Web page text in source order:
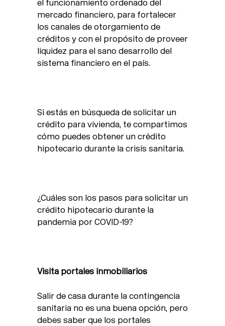
el funcionamiento ordenado del
mercado financiero, para fortalecer
los canales de otorgamiento de
créditos y con el propósito de proveer
liquidez para el sano desarrollo del
sistema financiero en el país.
Si estás en búsqueda de solicitar un
crédito para vivienda, te compartimos
cómo puedes obtener un crédito
hipotecario durante la crisis sanitaria.
¿Cuáles son los pasos para solicitar un
crédito hipotecario durante la
pandemia por COVID-19?
Visita portales inmobiliarios
Salir de casa durante la contingencia
sanitaria no es una buena opción, pero
debes saber que los portales